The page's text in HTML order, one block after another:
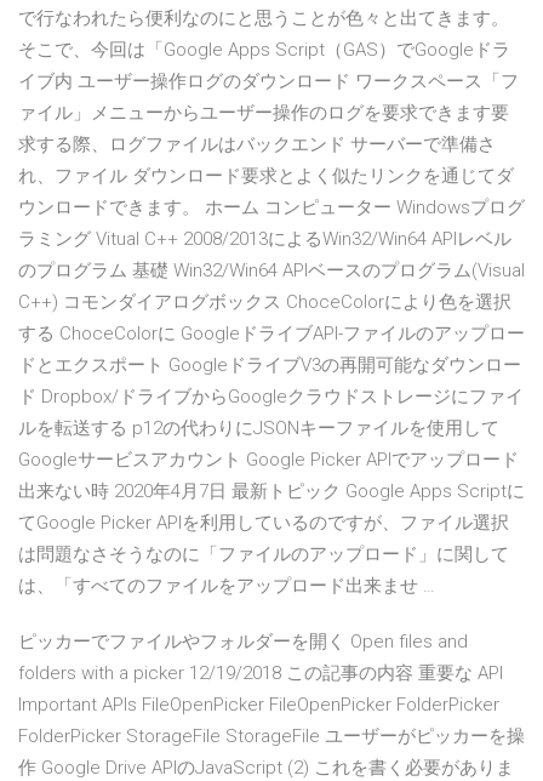
で行なわれたら便利なのにと思うことが色々と出てきます。
そこで、今回は「Google Apps Script（GAS）でGoogleドラ
イブ内 ユーザー操作ログのダウンロード ワークスペース「フ
ァイル」メニューからユーザー操作のログを要求できます要
求する際、ログファイルはバックエンド サーバーで準備さ
れ、ファイル ダウンロード要求とよく似たリンクを通じてダ
ウンロードできます。 ホーム コンピューター Windowsプログ
ラミング Vitual C++ 2008/2013によるWin32/Win64 APIレベル
のプログラム 基礎 Win32/Win64 APIベースのプログラム(Visual
C++) コモンダイアログボックス ChoceColorにより色を選択
する ChoceColorに GoogleドライブAPI-ファイルのアップロー
ドとエクスポート GoogleドライブV3の再開可能なダウンロー
ド Dropbox/ドライブからGoogleクラウドストレージにファイ
ルを転送する p12の代わりにJSONキーファイルを使用して
Googleサービスアカウント Google Picker APIでアップロード
出来ない時 2020年4月7日 最新トピック Google Apps Scriptに
てGoogle Picker APIを利用しているのですが、ファイル選択
は問題なさそうなのに「ファイルのアップロード」に関して
は、「すべてのファイルをアップロード出来ませ …
ピッカーでファイルやフォルダーを開く Open files and
folders with a picker 12/19/2018 この記事の内容 重要な API
Important APIs FileOpenPicker FileOpenPicker FolderPicker
FolderPicker StorageFile StorageFile ユーザーがピッカーを操
作 Google Drive APIのJavaScript (2) これを書く必要がありま